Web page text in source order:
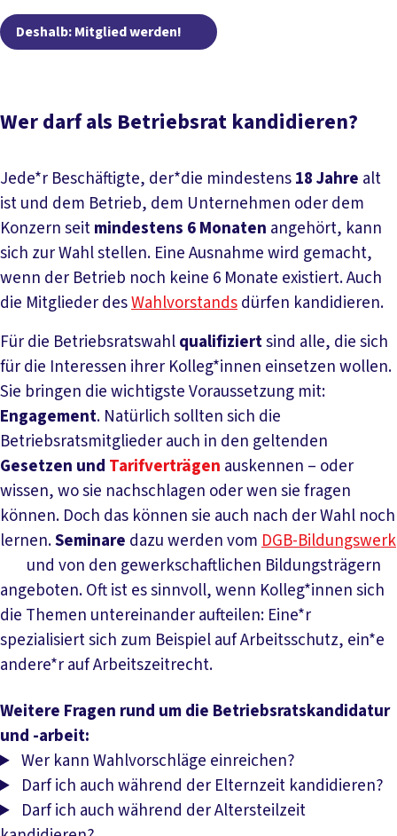
Deshalb: Mitglied werden! Deshalb: Mitglied
Wer darf als Betriebsrat kandidieren?
Jede*r Beschäftigte, der*die mindestens18 Jahre alt
ist und dem Betrieb, dem Unternehmen oder dem
Konzern seitmindestens 6 Monaten angehört, kann
sich zur Wahl stellen. Eine Ausnahme wird gemacht,
wenn der Betrieb noch keine 6 Monate existiert. Auch
die Mitglieder desWahlvorstandsdürfen kandidieren.
Für die Betriebsratswahlqualifiziertsind alle, die sich
für die Interessen ihrer Kolleg*innen einsetzen wollen.
Sie bringen die wichtigste Voraussetzung mit:
Engagement. Natürlich sollten sich die
Betriebsratsmitglieder auch in den geltenden
Gesetzen und Tarifverträgen auskennen – oder
wissen, wo sie nachschlagen oder wen sie fragen
können. Doch das können sie auch nach der Wahl noch
lernen.Seminare dazu werden vomDGB-Bildungswerk
und von den gewerkschaftlichen Bildungsträgern
angeboten. Oft ist es sinnvoll, wenn Kolleg*innen sich
die Themen untereinander aufteilen: Eine*r
spezialisiert sich zum Beispiel auf Arbeitsschutz, ein*e
andere*r auf Arbeitszeitrecht.
Weitere Fragen rund um die Betriebsratskandidatur
und -arbeit:
Wer kann Wahlvorschläge einreichen?
Darf ich auch während der Elternzeit kandidieren?
Darf ich auch während der Altersteilzeit